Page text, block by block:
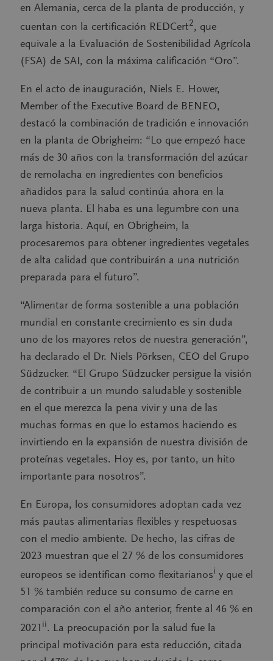
en Alemania, cerca de la planta de producción, y
cuentan con la certificación REDCert2, que
equivale a la Evaluación de Sostenibilidad Agrícola
(FSA) de SAI, con la máxima calificación “Oro”.
En el acto de inauguración, Niels E. Hower,
Member of the Executive Board de BENEO,
destacó la combinación de tradición e innovación
en la planta de Obrigheim: “Lo que empezó hace
más de 30 años con la transformación del azúcar
de remolacha en ingredientes con beneficios
añadidos para la salud continúa ahora en la
nueva planta. El haba es una legumbre con una
larga historia. Aquí, en Obrigheim, la
procesaremos para obtener ingredientes vegetales
de alta calidad que contribuirán a una nutrición
preparada para el futuro”.
“Alimentar de forma sostenible a una población
mundial en constante crecimiento es sin duda
uno de los mayores retos de nuestra generación”,
ha declarado el Dr. Niels Pörksen, CEO del Grupo
Südzucker. “El Grupo Südzucker persigue la visión
de contribuir a un mundo saludable y sostenible
en el que merezca la pena vivir y una de las
muchas formas en que lo estamos haciendo es
invirtiendo en la expansión de nuestra división de
proteínas vegetales. Hoy es, por tanto, un hito
importante para nosotros”.
En Europa, los consumidores adoptan cada vez
más pautas alimentarias flexibles y respetuosas
con el medio ambiente. De hecho, las cifras de
2023 muestran que el 27 % de los consumidores
europeos se identifican como flexitarianosi y que el
51 % también reduce su consumo de carne en
comparación con el año anterior, frente al 46 % en
2021 ii. La preocupación por la salud fue la
principal motivación para esta reducción, citada